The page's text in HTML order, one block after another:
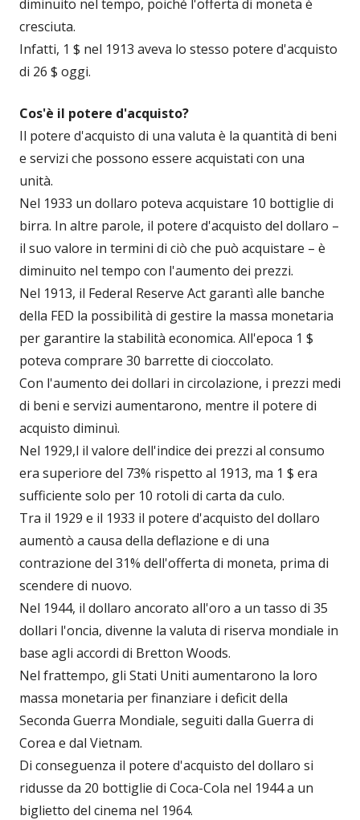
diminuito nel tempo, poiché l'offerta di moneta è
cresciuta.
Infatti, 1 $ nel 1913 aveva lo stesso potere d'acquisto
di 26 $ oggi.
Cos'è il potere d'acquisto?
Il potere d'acquisto di una valuta è la quantità di beni
e servizi che possono essere acquistati con una
unità.
Nel 1933 un dollaro poteva acquistare 10 bottiglie di
birra. In altre parole, il potere d'acquisto del dollaro –
il suo valore in termini di ciò che può acquistare – è
diminuito nel tempo con l'aumento dei prezzi.
Nel 1913, il Federal Reserve Act garantì alle banche
della FED la possibilità di gestire la massa monetaria
per garantire la stabilità economica. All'epoca 1 $
poteva comprare 30 barrette di cioccolato.
Con l'aumento dei dollari in circolazione, i prezzi medi
di beni e servizi aumentarono, mentre il potere di
acquisto diminuì.
Nel 1929,l il valore dell'indice dei prezzi al consumo
era superiore del 73% rispetto al 1913, ma 1 $ era
sufficiente solo per 10 rotoli di carta da culo.
Tra il 1929 e il 1933 il potere d'acquisto del dollaro
aumentò a causa della deflazione e di una
contrazione del 31% dell'offerta di moneta, prima di
scendere di nuovo.
Nel 1944, il dollaro ancorato all'oro a un tasso di 35
dollari l'oncia, divenne la valuta di riserva mondiale in
base agli accordi di Bretton Woods.
Nel frattempo, gli Stati Uniti aumentarono la loro
massa monetaria per finanziare i deficit della
Seconda Guerra Mondiale, seguiti dalla Guerra di
Corea e dal Vietnam.
Di conseguenza il potere d'acquisto del dollaro si
ridusse da 20 bottiglie di Coca-Cola nel 1944 a un
biglietto del cinema nel 1964.